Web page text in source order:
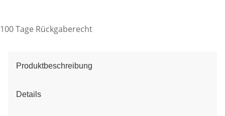
100 Tage Rückgaberecht
Produktbeschreibung
Details